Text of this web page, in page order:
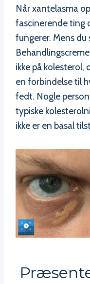
Når xantelasma
fascinerende ting
fungerer. Mens
ikke på kolesterol,
en forbindelse til
fedt. Nogle
typiske
ikke er en basal